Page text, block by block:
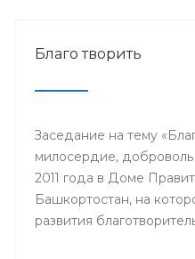
Благо творить
Заседание на тему
милосердие,
2011 года в Доме
Башкортостан, на
развития